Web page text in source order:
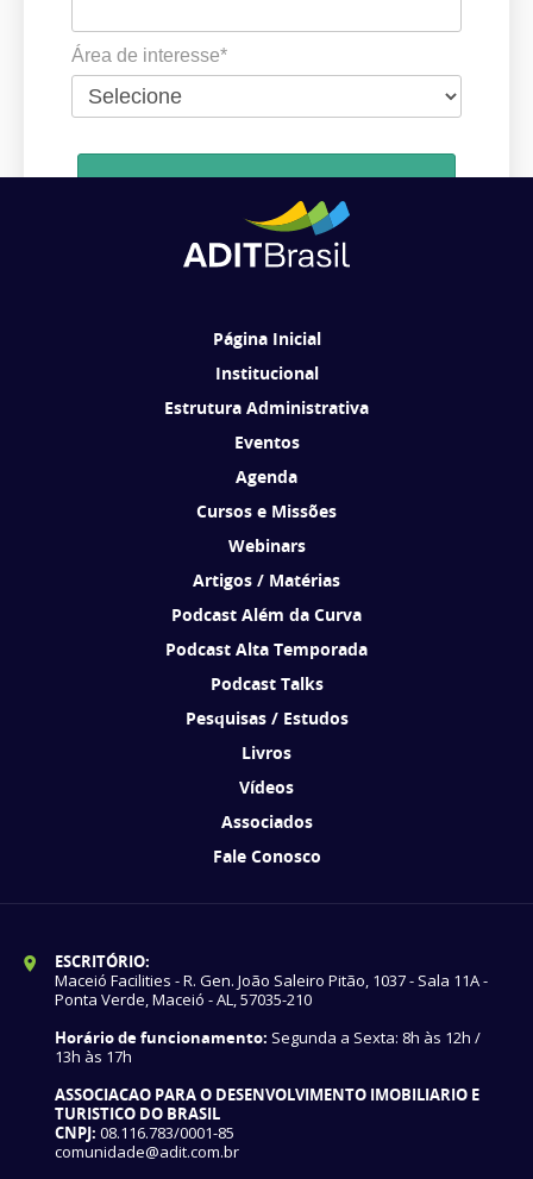
Área de interesse*
Ao se cadastrar, você concorda em receber comunicações da ADIT
Página Inicial
Institucional
Estrutura Administrativa
Eventos
Agenda
Cursos e Missões
Webinars
Artigos / Matérias
Podcast Além da Curva
Podcast Alta Temporada
Podcast Talks
Pesquisas / Estudos
Livros
Vídeos
Associados
Fale Conosco
ESCRITÓRIO:
Maceió Facilities - R. Gen. João Saleiro Pitão, 1037 - Sala 11A -
Ponta Verde, Maceió - AL, 57035-210
Horário de funcionamento: Segunda a Sexta: 8h às 12h /
13h às 17h
ASSOCIACAO PARA O DESENVOLVIMENTO IMOBILIARIO E
TURISTICO DO BRASIL
CNPJ: 08.116.783/0001-85
comunidade@adit.com.br